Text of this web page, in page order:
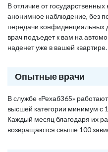
В отличие от
анонимное наблюдение, без
передачи конфиденциальных
врач подъедет к вам на
наденет уже в вашей квартире.
Опытные врачи
В службе «Рехаб365»
высшей категории минимум с
Каждый месяц благодаря их
возвращаются свыше 100